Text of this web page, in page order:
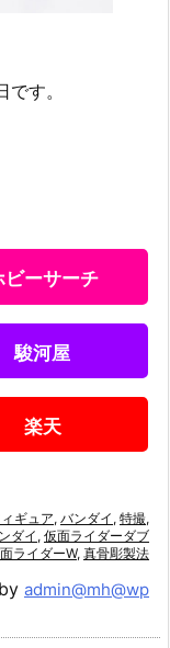
す。
ビーサーチ
駿河屋
楽天
ギュア, バンダイ , 特撮,
ダイ , 仮面ライダーダブ
ライダーW, 真骨彫製法
admin@mh@wp